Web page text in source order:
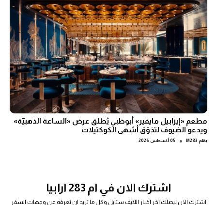
مطعم «إيزابيل مايفير» أبوظبي يُطلق عرض «الساعة الذهبيّة»
ويدعو الضيوف لتذوّق أشهى الكوكتيلات
بقلم M283
● 05 أغسطس 2026
اشترك الان في ام 283 ارابيا
اشترك الان ليصلك اخر اخبار اللايف ستايل وكل ما تريد ان تعرفه عن وجهات السفر